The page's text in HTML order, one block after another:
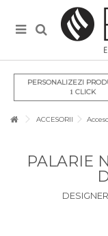
PERSONALIZEZI
1CLICK
ACCESORII
PALARIE